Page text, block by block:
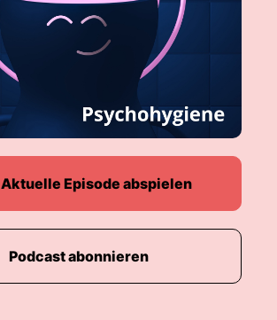
Aktuelle Episode abspielen
Podcast abonnieren